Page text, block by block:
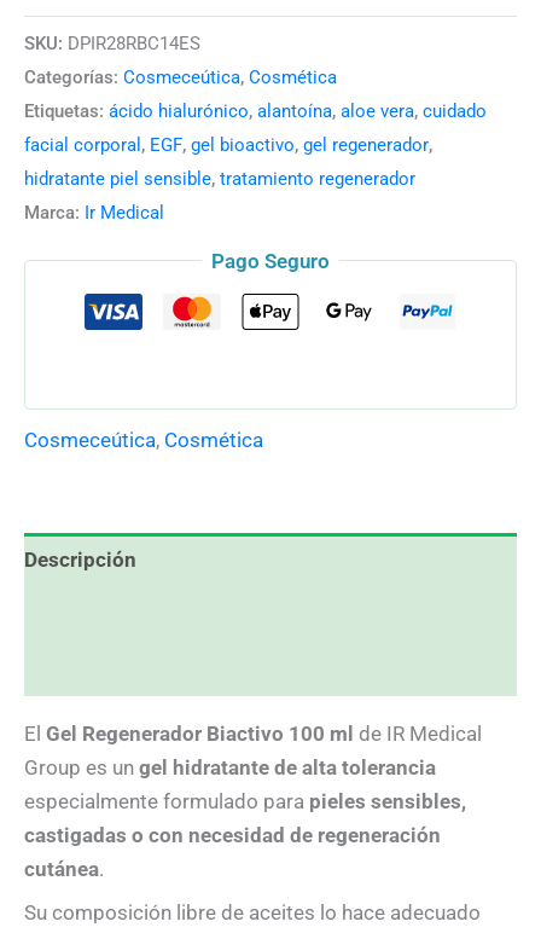
SKU: DPIR28RBC14ES
Categorías: Cosmeceútica, Cosmética
Etiquetas: ácido hialurónico, alantoína, aloe vera, cuidado
facial corporal , EGF, gel bioactivo, gel regenerador,
hidratante piel sensible, tratamiento regenerador
Marca: Ir Medical
Pago Seguro
Cosmeceútica, Cosmética
Descripción
El Gel Regenerador Biactivo 100 ml de IR Medical
Group es un gel hidratante de alta tolerancia
especialmente formulado para pieles sensibles,
castigadas o con necesidad de regeneración
cutánea.
Su composición libre de aceites lo hace adecuado